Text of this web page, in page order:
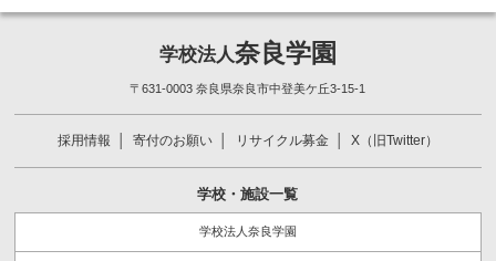
学校法人奈良学園
〒631-0003 奈良県奈良市中登美ケ丘3-15-1
採用情報 寄付のお願い リサイクル募金 X（旧Twitter）
学校・施設一覧
学校法人奈良学園